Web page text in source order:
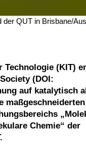
QUT in Brisbane/
(KIT)
(DOI:
auf katalytisch
maßgeschneiderten
Chemie“ der